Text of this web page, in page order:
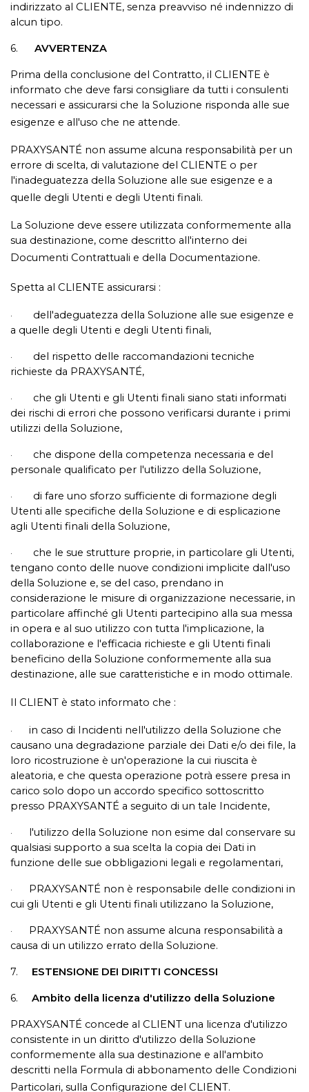
indirizzato al CLIENTE, senza preavviso né indennizzo di
alcun tipo.
6. AVVERTENZA
Prima della conclusione del Contratto, il CLIENTE è
informato che deve farsi consigliare da tutti i consulenti
necessari e assicurarsi che la Soluzione risponda alle sue
esigenze e all'uso che ne attende.
PRAXYSANTÉ non assume alcuna responsabilità per un
errore di scelta, di valutazione del CLIENTE o per
l'inadeguatezza della Soluzione alle sue esigenze e a
quelle degli Utenti e degli Utenti finali.
La Soluzione deve essere utilizzata conformemente alla
sua destinazione, come descritto all'interno dei
Documenti Contrattuali e della Documentazione.
Spetta al CLIENTE assicurarsi :
· dell'adeguatezza della Soluzione alle sue esigenze e
a quelle degli Utenti e degli Utenti finali,
· del rispetto delle raccomandazioni tecniche
richieste da PRAXYSANTÉ,
· che gli Utenti e gli Utenti finali siano stati informati
dei rischi di errori che possono verificarsi durante i primi
utilizzi della Soluzione,
· che dispone della competenza necessaria e del
personale qualificato per l'utilizzo della Soluzione,
· di fare uno sforzo sufficiente di formazione degli
Utenti alle specifiche della Soluzione e di esplicazione
agli Utenti finali della Soluzione,
· che le sue strutture proprie, in particolare gli Utenti,
tengano conto delle nuove condizioni implicite dall'uso
della Soluzione e, se del caso, prendano in
considerazione le misure di organizzazione necessarie, in
particolare affinché gli Utenti partecipino alla sua messa
in opera e al suo utilizzo con tutta l'implicazione, la
collaborazione e l'efficacia richieste e gli Utenti finali
beneficino della Soluzione conformemente alla sua
destinazione, alle sue caratteristiche e in modo ottimale.
Il CLIENT è stato informato che :
· in caso di Incidenti nell'utilizzo della Soluzione che
causano una degradazione parziale dei Dati e/o dei file, la
loro ricostruzione è un'operazione la cui riuscita è
aleatoria, e che questa operazione potrà essere presa in
carico solo dopo un accordo specifico sottoscritto
presso PRAXYSANTÉ a seguito di un tale Incidente,
· l'utilizzo della Soluzione non esime dal conservare su
qualsiasi supporto a sua scelta la copia dei Dati in
funzione delle sue obbligazioni legali e regolamentari,
· PRAXYSANTÉ non è responsabile delle condizioni in
cui gli Utenti e gli Utenti finali utilizzano la Soluzione,
· PRAXYSANTÉ non assume alcuna responsabilità a
causa di un utilizzo errato della Soluzione.
7. ESTENSIONE DEI DIRITTI CONCESSI
6. Ambito della licenza d'utilizzo della Soluzione
PRAXYSANTÉ concede al CLIENT una licenza d'utilizzo
consistente in un diritto d'utilizzo della Soluzione
conformemente alla sua destinazione e all'ambito
descritti nella Formula di abbonamento delle Condizioni
Particolari, sulla Configurazione del CLIENT.